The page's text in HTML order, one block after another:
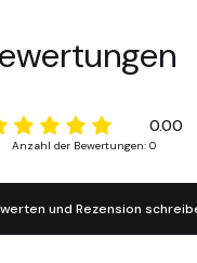
0.00
Anzahl der Bewertungen: 0
und Rezension